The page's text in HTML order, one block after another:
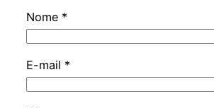
Nome *
E-mail *